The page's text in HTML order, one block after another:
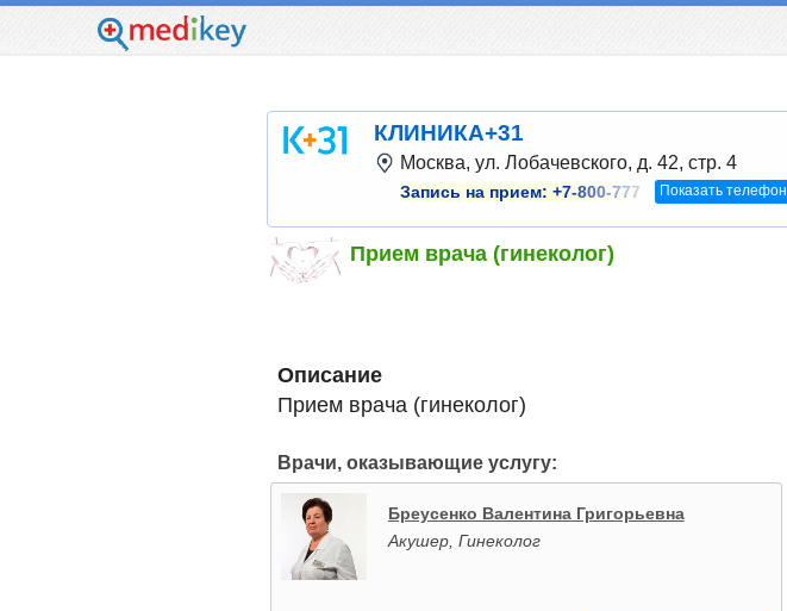
КЛИНИКА+31
Москва, ул. Лобачевского, д. 42, стр. 4
Запись на прием: +7-800-777 Показать телефон
Прием врача (гинеколог)
Описание
Прием врача (гинеколог)
Врачи, оказывающие услугу:
Бреусенко Валентина Григорьевна
Акушер, Гинеколог